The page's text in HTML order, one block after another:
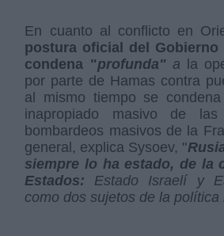
En cuanto al conflicto en
postura oficial del
condena "profunda"a
la
por parte de Hamas contra
al mismo tiempo se
inapropiado masivo de
bombardeos masivos de la
general, explica Sysoev, "
siempre lo ha estado, de la
Estados: Estado Israelí y
como dos sujetos de la política